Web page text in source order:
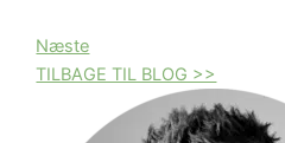
Næste
TILBAGE TIL BLOG >>